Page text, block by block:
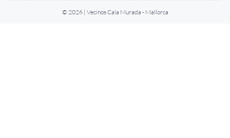
© 2026 | Vecinos Cala Murada - Mallorca